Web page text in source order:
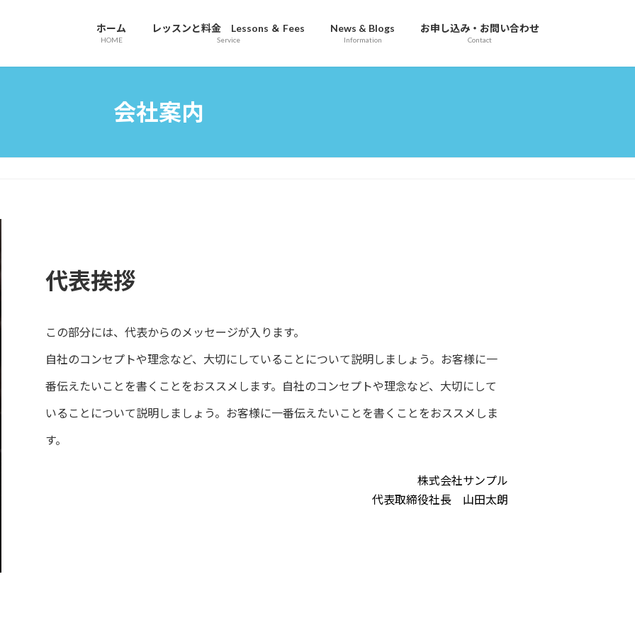
ホーム
HOME
レッスンと料金 Lessons ＆ Fees
Service
News & Blogs
Information
お申し込み・お問い合わせ
Contact
会社案内
代表挨拶
この部分には、代表からのメッセージが入ります。
自社のコンセプトや理念など、大切にしていることについて説明しましょう。お客様に一
番伝えたいことを書くことをおススメします。自社のコンセプトや理念など、大切にして
いることについて説明しましょう。お客様に一番伝えたいことを書くことをおススメしま
す。
株式会社サンプル
代表取締役社長 山田太朗